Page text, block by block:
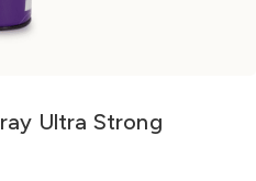
Ultra Strong